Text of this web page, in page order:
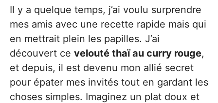
Il y a quelque temps, j’ai voulu surprendre
mes amis avec une recette rapide mais qui
en mettrait plein les papilles. J’ai
découvert ce velouté thaï au curry rouge,
et depuis, il est devenu mon allié secret
pour épater mes invités tout en gardant les
choses simples. Imaginez un plat doux et